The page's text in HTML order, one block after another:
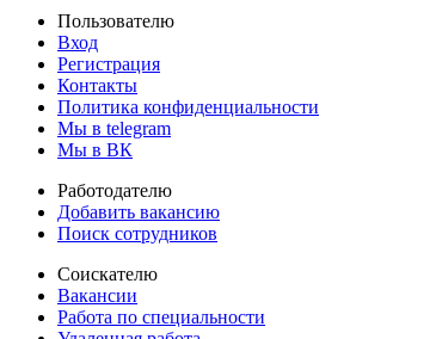
Пользователю
Вход
Регистрация
Контакты
Политика конфиденциальности
Мы в telegram
Мы в ВК
Работодателю
Добавить вакансию
Поиск сотрудников
Соискателю
Вакансии
Работа по специальности